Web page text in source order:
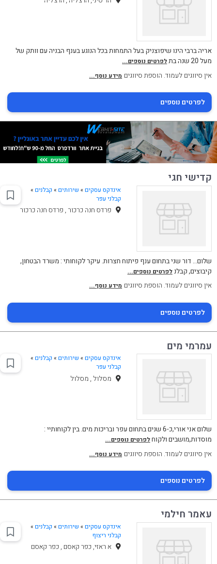
אריה ברבי הינו שיפוצניק בעל התמחות בכל הנוגע בענף הבניה עם וותק של
מעל 20 שנה בת
לפרטים נוספים...
אין סיווגים לעמוד. הוספת סיווגים מידע נוסף...
לפרטים נוספים
קדישי חגי
אינדקס עסקים » שירותים» קבלנים»
קבלני עפר
פרדס חנה כרכור , פרדס חנה כרכור
שלום... דור שני בתחום ענף פיתוח חצרות. עיקר לקוחותי : משרד הבטחון,
קיבוצים, קבלנלפרטים נוספים...
אין סיווגים לעמוד. הוספת סיווגים מידע נוסף...
לפרטים נוספים
עמרמי מים
אינדקס עסקים » שירותים» קבלנים»
קבלני עפר
מסלול , מסלול
שלום אני אורי,כ-6 שנים בתחום עפר ובריכות מים. בין לקוחותיי :
מוסדות,מושבים ולקוחלפרטים נוספים...
אין סיווגים לעמוד. הוספת סיווגים מידע נוסף...
לפרטים נוספים
עאמר חילמי
אינדקס עסקים » שירותים» קבלנים»
קבלני ריצוף
א ראזי, כפר קאסם , כפר קאסם